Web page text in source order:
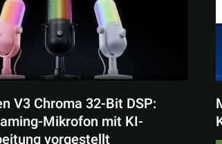
V3 Chroma 32-Bit DSP:
Mikrofon mit KI-
vorgestellt